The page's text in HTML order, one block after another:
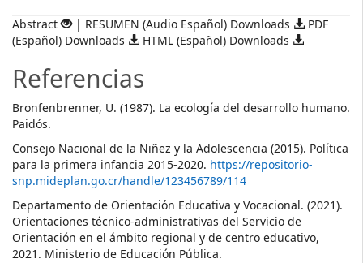
Abstract | RESUMEN (Audio Español) Downloads
PDF
(Español) Downloads
HTML (Español) Downloads
Referencias
Bronfenbrenner, U. (1987). La ecología del desarrollo humano.
Paidós.
Consejo Nacional de la Niñez y la Adolescencia (2015). Política
para la primera infancia 2015-2020. https://repositorio-
snp.mideplan.go.cr/handle/123456789/114
Departamento de Orientación Educativa y Vocacional. (2021).
Orientaciones técnico-administrativas del Servicio de
Orientación en el ámbito regional y de centro educativo,
2021. Ministerio de Educación Pública.